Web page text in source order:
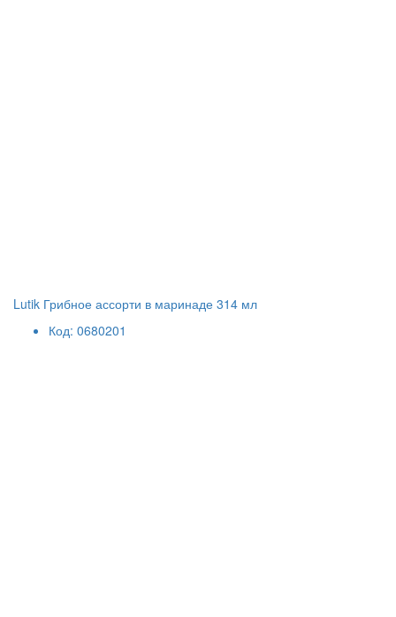
Lutik Грибное ассорти в маринаде 314 мл
Код: 0680201